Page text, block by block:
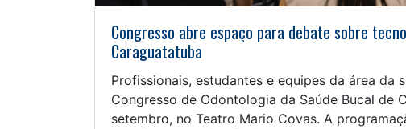
Congresso abre espaço para debate sobre
Caraguatatuba
Profissionais, estudantes e equipes da área
Congresso de Odontologia da Saúde Bucal de
setembro, no Teatro Mario Covas. A